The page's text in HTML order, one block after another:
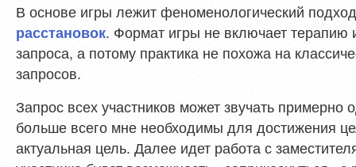
В основе игры лежит феноменологический
расстановок. Формат игры не включает терапию
запроса, а потому практика не похожа на
запросов.
Запрос всех участников может звучать примерно
больше всего мне необходимы для достижения
актуальная цель. Далее идет работа с